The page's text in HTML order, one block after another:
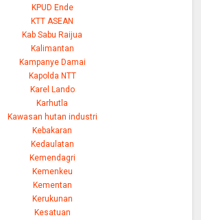
KPUD Ende
KTT ASEAN
Kab Sabu Raijua
Kalimantan
Kampanye Damai
Kapolda NTT
Karel Lando
Karhutla
Kawasan hutan industri
Kebakaran
Kedaulatan
Kemendagri
Kemenkeu
Kementan
Kerukunan
Kesatuan